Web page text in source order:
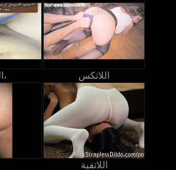
الرقص، اللاتكس
اللاتفية